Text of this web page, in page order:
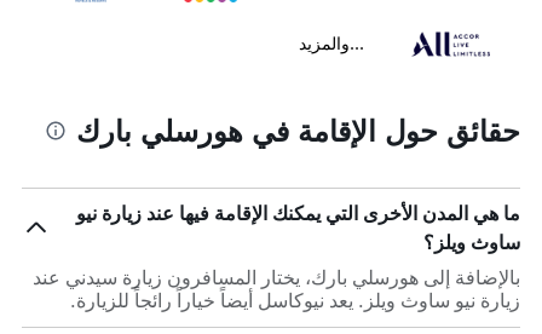
...والمزيد
حقائق حول الإقامة في هورسلي بارك
ما هي المدن الأخرى التي يمكنك الإقامة فيها عند زيارة نيو
ساوث ويلز؟
بالإضافة إلى هورسلي بارك، يختار المسافرون زيارة سيدني عند
زيارة نيو ساوث ويلز. يعد نيوكاسل أيضاً خياراً رائجاً للزيارة.